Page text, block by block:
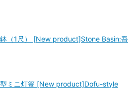
鉢（1尺） [New product]Stone Basin:吾
型ミニ灯篭 [New product]Dofu-style